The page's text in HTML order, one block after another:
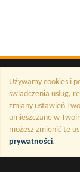
Używamy cookies i
świadczenia usług,
zmiany ustawień
umieszczane w
możesz zmienić te
prywatności.